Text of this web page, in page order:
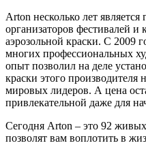
Arton несколько лет
организаторов фестивалей и
аэрозольной краски. С 2009
многих профессиональных
опыт позволил на деле
краски этого производителя
мировых лидеров. А цена
привлекательной даже для
Сегодня Arton – это 92
позволят вам воплотить в